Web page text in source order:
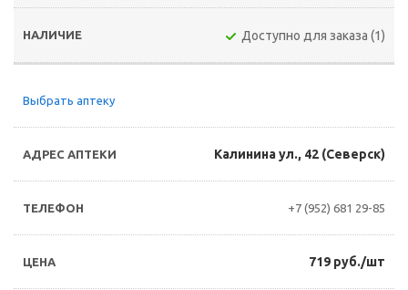
Доступно для заказа (1)
Выбрать аптеку
Калинина ул., 42 (Северск)
+7 (952) 681 29-85
719 руб./шт